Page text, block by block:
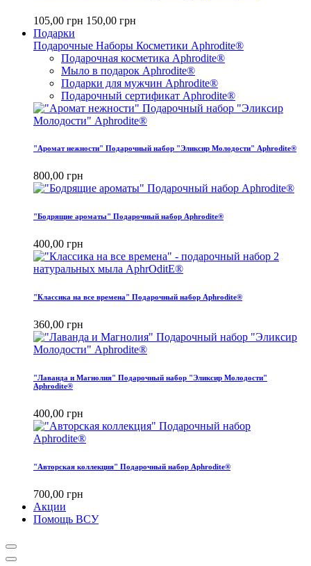
105,00 грн 150,00 грн
Подарки
Подарочные Наборы Косметики Aphrodite®
Подарочная косметика Aphrodite®
Мыло в подарок Aphrodite®
Подарки для мужчин Aphrodite®
Подарочный сертификат Aphrodite®
"Аромат нежности" Подарочный набор "Эликсир Молодости" Aphrodite®
800,00 грн
"Бодрящие ароматы" Подарочный набор Aphrodite®
400,00 грн
"Классика на все времена" Подарочный набор Aphrodite®
360,00 грн
"Лаванда и Магнолия" Подарочный набор "Эликсир Молодости"
Aphrodite®
400,00 грн
"Авторская коллекция" Подарочный набор Aphrodite®
700,00 грн
Акции
Помощь ВСУ